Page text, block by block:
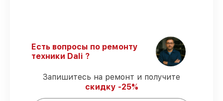
оговоренные сроки.
Официальная гарантия
– на все виды
тепловизионных прицелов Dali
предоставляется гарантия до 3-х лет.
Есть вопросы по ремонту
техники Dali ?
Запишитесь на ремонт и получите
скидку -25%